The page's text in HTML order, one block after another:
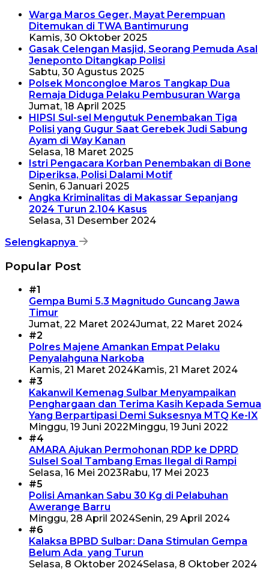
Warga Maros Geger, Mayat Perempuan
Ditemukan di TWA Bantimurung
Kamis, 30 Oktober 2025
Gasak Celengan Masjid, Seorang Pemuda Asal
Jeneponto Ditangkap Polisi
Sabtu, 30 Agustus 2025
Polsek Moncongloe Maros Tangkap Dua
Remaja Diduga Pelaku Pembusuran Warga
Jumat, 18 April 2025
HIPSI Sul-sel Mengutuk Penembakan Tiga
Polisi yang Gugur Saat Gerebek Judi Sabung
Ayam di Way Kanan
Selasa, 18 Maret 2025
Istri Pengacara Korban Penembakan di Bone
Diperiksa, Polisi Dalami Motif
Senin, 6 Januari 2025
Angka Kriminalitas di Makassar Sepanjang
2024 Turun 2.104 Kasus
Selasa, 31 Desember 2024
Selengkapnya
Popular Post
#1
Gempa Bumi 5.3 Magnitudo Guncang Jawa
Timur
Jumat, 22 Maret 2024Jumat, 22 Maret 2024
#2
Polres Majene Amankan Empat Pelaku
Penyalahguna Narkoba
Kamis, 21 Maret 2024Kamis, 21 Maret 2024
#3
Kakanwil Kemenag Sulbar Menyampaikan
Penghargaan dan Terima Kasih Kepada Semua
Yang Berpartipasi Demi Suksesnya MTQ Ke-IX
Minggu, 19 Juni 2022 Minggu, 19 Juni 2022
#4
AMARA Ajukan Permohonan RDP ke DPRD
Sulsel Soal Tambang Emas Ilegal di Rampi
Selasa, 16 Mei 2023 Rabu, 17 Mei 2023
#5
Polisi Amankan Sabu 30 Kg di Pelabuhan
Awerange Barru
Minggu, 28 April 2024Senin, 29 April 2024
#6
Kalaksa BPBD Sulbar: Dana Stimulan Gempa
Belum Ada yang Turun
Selasa, 8 Oktober 2024Selasa, 8 Oktober 2024